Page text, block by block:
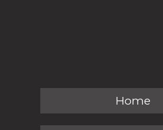
Home